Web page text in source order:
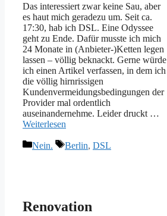
Das interessiert zwar keine Sau, aber
es haut mich geradezu um. Seit ca.
17:30, hab ich DSL. Eine Odyssee
geht zu Ende. Dafür musste ich mich
24 Monate in (Anbieter-)Ketten legen
lassen – völlig beknackt. Gerne würde
ich einen Artikel verfassen, in dem ich
die völlig hirnrissigen
Kundenvermeidungsbedingungen der
Provider mal ordentlich
auseinandernehme. Leider druckt …
Weiterlesen
Kategorien
Nein. Schlagwörter
Berlin, DSL
Renovation